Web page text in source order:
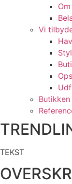
Vi
Butikken
TEKST